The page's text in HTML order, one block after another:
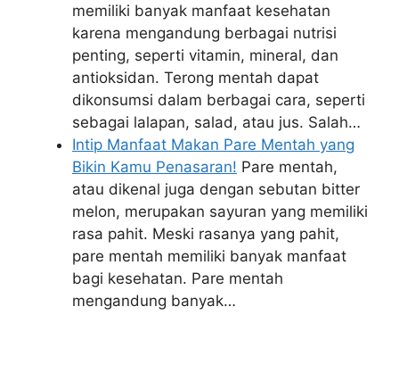
memiliki banyak manfaat kesehatan
karena mengandung berbagai nutrisi
penting, seperti vitamin, mineral, dan
antioksidan. Terong mentah dapat
dikonsumsi dalam berbagai cara, seperti
sebagai lalapan, salad, atau jus. Salah…
Intip Manfaat Makan Pare Mentah yang
Bikin Kamu Penasaran! Pare mentah,
atau dikenal juga dengan sebutan bitter
melon, merupakan sayuran yang memiliki
rasa pahit. Meski rasanya yang pahit,
pare mentah memiliki banyak manfaat
bagi kesehatan. Pare mentah
mengandung banyak…